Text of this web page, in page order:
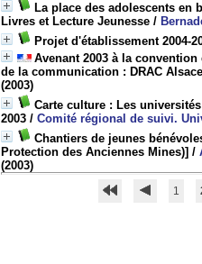
La place des adolescents en
Livres et Lecture Jeunesse /
Projet d'établissement 2004-
Avenant 2003 à la
de la communication : DRAC
(2003)
Carte culture : Les
2003 /Comité régional de suivi.
Chantiers de jeunes
Protection des Anciennes Mines)] /
(2003)
1